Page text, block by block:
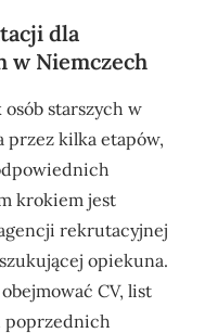
dla
w Niemczech
starszych w
przez kilka etapów,
krokiem jest
rekrutacyjnej
opiekuna.
CV, list
poprzednich